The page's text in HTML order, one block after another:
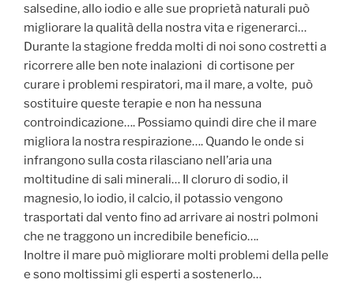
salsedine, allo iodio e alle sue proprietà naturali può
migliorare la qualità della nostra vita e rigenerarci…
Durante la stagione fredda molti di noi sono costretti a
ricorrere alle ben note inalazioni di cortisone per
curare i problemi respiratori, ma il mare, a volte, può
sostituire queste terapie e non ha nessuna
controindicazione…. Possiamo quindi dire che il mare
migliora la nostra respirazione…. Quando le onde si
infrangono sulla costa rilasciano nell’aria una
moltitudine di sali minerali… Il cloruro di sodio, il
magnesio, lo iodio, il calcio, il potassio vengono
trasportati dal vento fino ad arrivare ai nostri polmoni
che ne traggono un incredibile beneficio….
Inoltre il mare può migliorare molti problemi della pelle
e sono moltissimi gli esperti a sostenerlo…